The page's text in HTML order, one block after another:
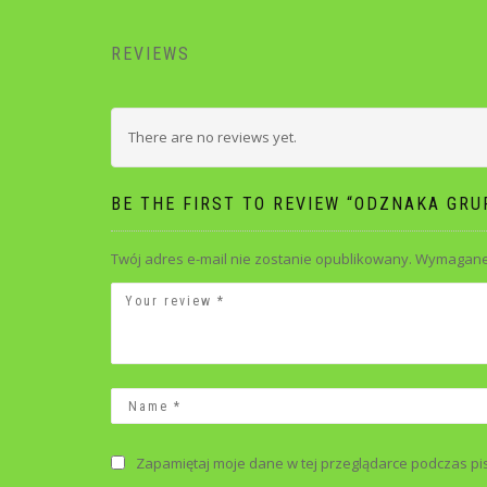
REVIEWS
There are no reviews yet.
BE THE FIRST TO REVIEW “ODZNAKA
Twój adres e-mail nie zostanie opublikowany.
Zapamiętaj moje dane w tej przeglądarce podczas